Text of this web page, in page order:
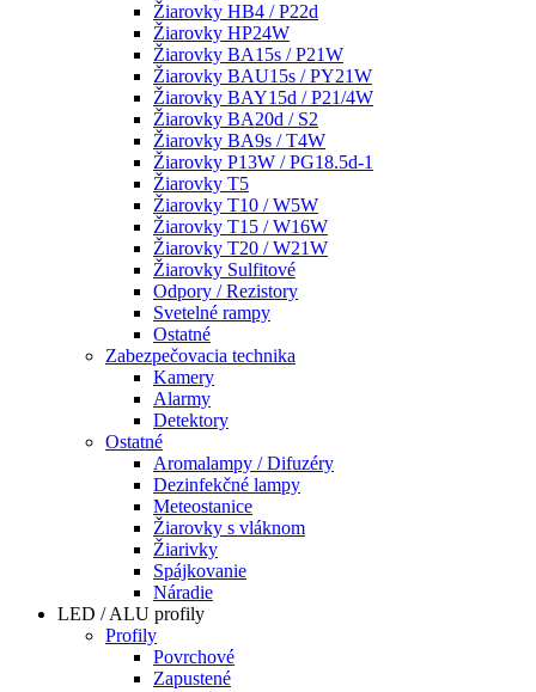
Žiarovky HB4 / P22d
Žiarovky HP24W
Žiarovky BA15s / P21W
Žiarovky BAU15s / PY21W
Žiarovky BAY15d / P21/4W
Žiarovky BA20d / S2
Žiarovky BA9s / T4W
Žiarovky P13W / PG18.5d-1
Žiarovky T5
Žiarovky T10 / W5W
Žiarovky T15 / W16W
Žiarovky T20 / W21W
Žiarovky Sulfitové
Odpory / Rezistory
Svetelné rampy
Ostatné
Zabezpečovacia technika
Kamery
Alarmy
Detektory
Ostatné
Aromalampy / Difuzéry
Dezinfekčné lampy
Meteostanice
Žiarovky s vláknom
Žiarivky
Spájkovanie
Náradie
LED / ALU profily
Profily
Povrchové
Zapustené